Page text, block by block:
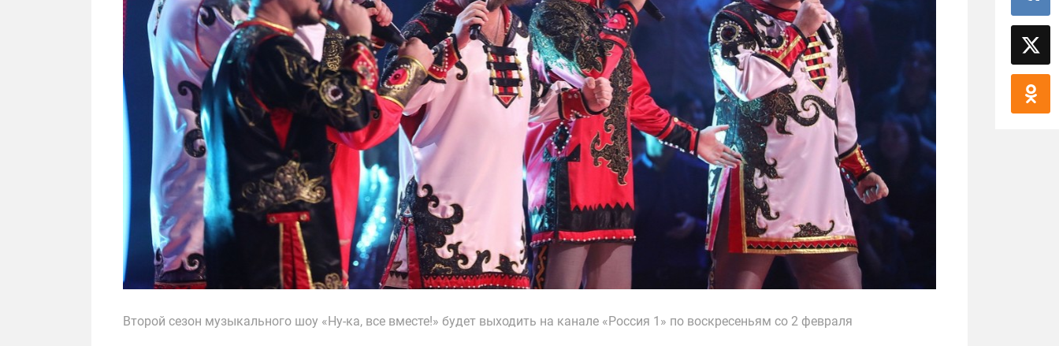
Второй сезон музыкального шоу «Ну-ка, все вместе!» будет выходить на канале «Россия 1» по воскресеньям со 2 февраля